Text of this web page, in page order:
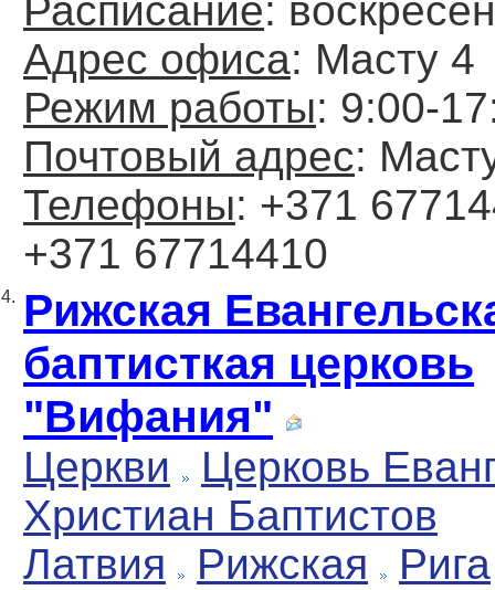
Расписание:
Адрес офиса: Масту 4
Режим работы: 9:00-
Почтовый адрес:
Телефоны: +371
+371 67714410
4. Рижская
баптисткая церковь
"Вифания"
Церкви
Церковь
Христиан Баптистов
Латвия
Рижская Рига